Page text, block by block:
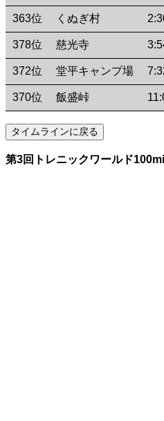
363位 くぬぎ村
378位 慈光寺
372位 堂平キャンプ場
370位 飯盛峠
第3回トレニックワールド